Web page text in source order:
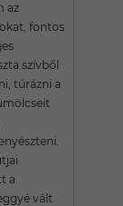
az
fontos
szívből
túrázni a
a
vált